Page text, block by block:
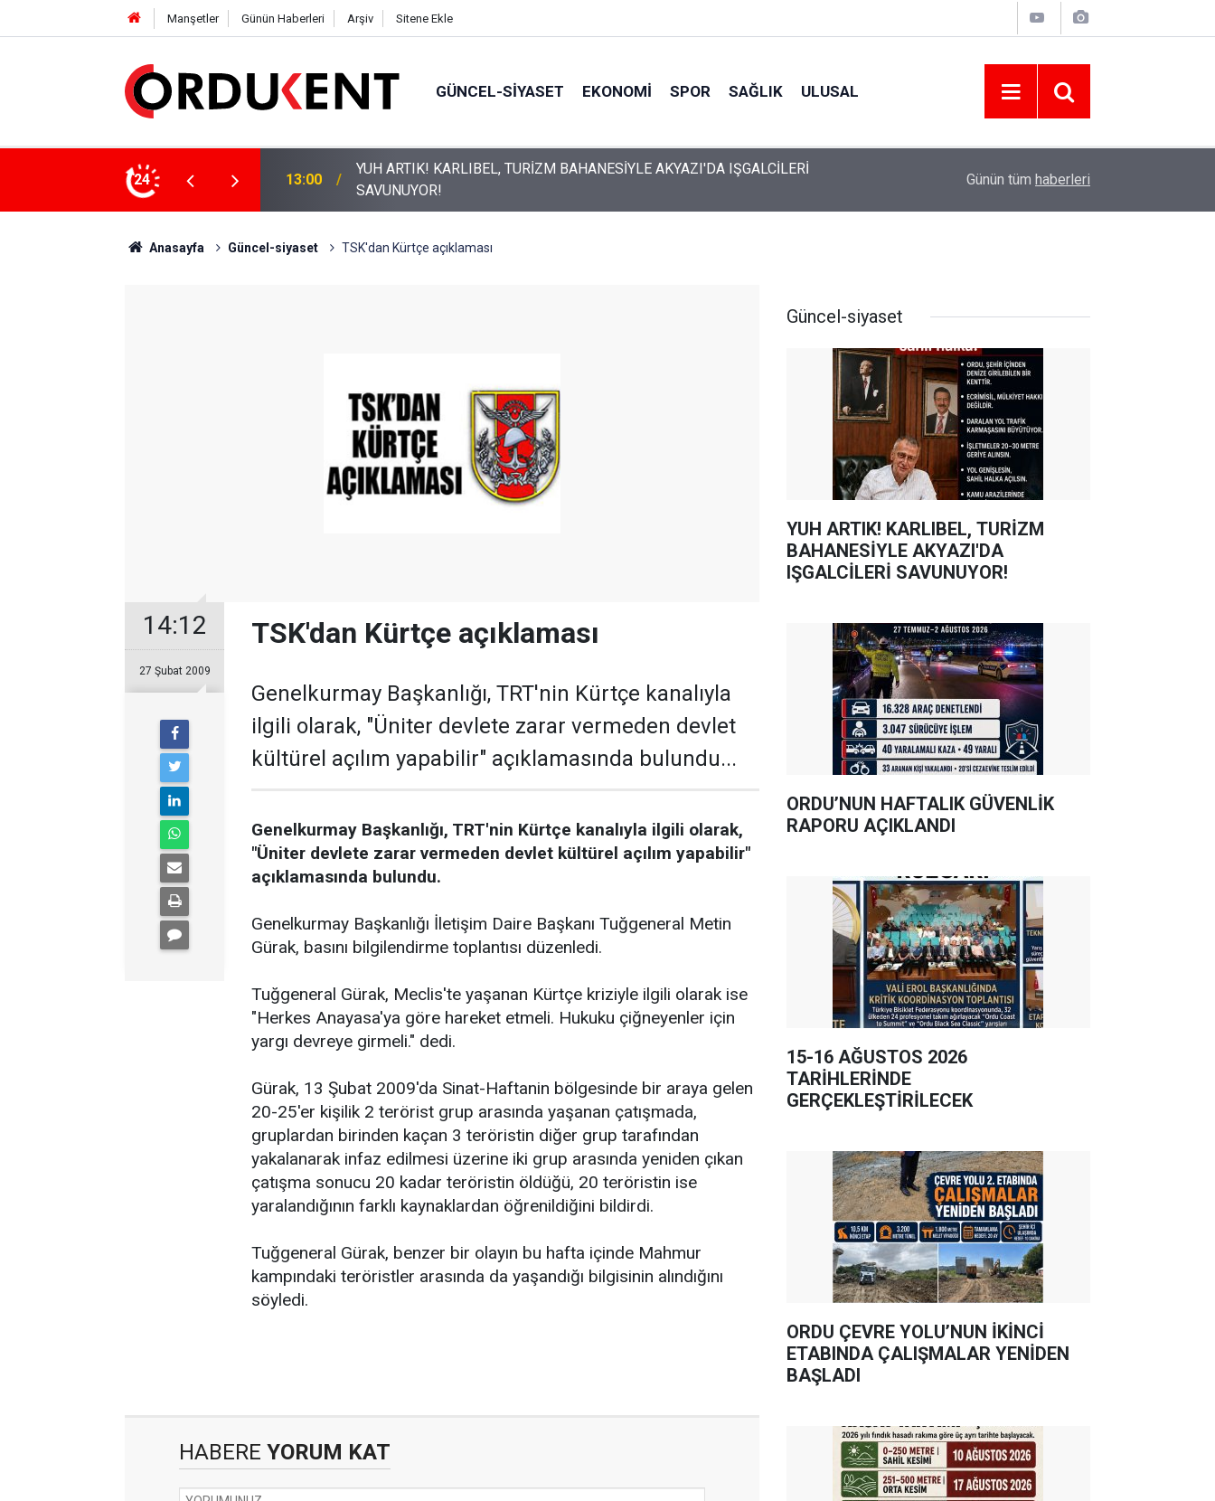
Manşetler Günün Haberleri Arşiv Sitene Ekle
GÜNCEL-SIYASET EKONOMI SPOR SAĞLIK ULUSAL
24 11:53 ORDU’NUN HAFTALIK GÜVENLİK RAPORU AÇIKLANDI 15-16 AĞUSTOS 2026 TARİHLERİNDE
Günün tüm haberleri
Anasayfa Güncel-siyaset TSK'dan Kürtçe açıklaması
14:12
27 Şubat 2009
TSK'dan Kürtçe açıklaması
Genelkurmay Başkanlığı, TRT'nin Kürtçe kanalıyla
ilgili olarak, "Üniter devlete zarar vermeden devlet
kültürel açılım yapabilir" açıklamasında bulundu...
Genelkurmay Başkanlığı, TRT'nin Kürtçe kanalıyla ilgili olarak,
"Üniter devlete zarar vermeden devlet kültürel açılım yapabilir"
açıklamasında bulundu.
Genelkurmay Başkanlığı İletişim Daire Başkanı Tuğgeneral Metin
Gürak, basını bilgilendirme toplantısı düzenledi.
Tuğgeneral Gürak, Meclis'te yaşanan Kürtçe kriziyle ilgili olarak ise
"Herkes Anayasa'ya göre hareket etmeli. Hukuku çiğneyenler için
yargı devreye girmeli." dedi.
Gürak, 13 Şubat 2009'da Sinat-Haftanin bölgesinde bir araya gelen
20-25'er kişilik 2 terörist grup arasında yaşanan çatışmada,
gruplardan birinden kaçan 3 teröristin diğer grup tarafından
yakalanarak infaz edilmesi üzerine iki grup arasında yeniden çıkan
çatışma sonucu 20 kadar teröristin öldüğü, 20 teröristin ise
yaralandığının farklı kaynaklardan öğrenildiğini bildirdi.
Tuğgeneral Gürak, benzer bir olayın bu hafta içinde Mahmur
kampındaki teröristler arasında da yaşandığı bilgisinin alındığını
söyledi.
HABERE YORUM KAT
Güncel-siyaset
YUH ARTIK! KARLIBEL, TURİZM
BAHANESİYLE AKYAZI'DA
IŞGALCİLERİ SAVUNUYOR!
ORDU’NUN HAFTALIK GÜVENLİK
RAPORU AÇIKLANDI
15-16 AĞUSTOS 2026
TARİHLERİNDE
GERÇEKLEŞTİRİLECEK
ORDU ÇEVRE YOLU’NUN İKİNCİ
ETABINDA ÇALIŞMALAR YENİDEN
BAŞLADI